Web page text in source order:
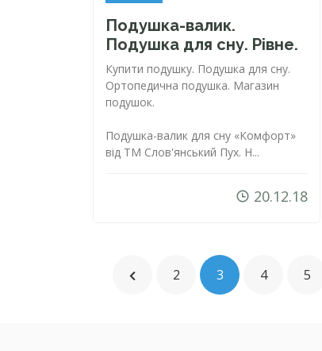
Подушка-валик.
Подушка для сну. Рівне.
Купити подушку. Подушка для сну.
Ортопедична подушка. Магазин
подушок.
Подушка-валик для сну «Комфорт»
від ТМ Слов'янський Пух. Н...
20.12.18
2 3 4 5